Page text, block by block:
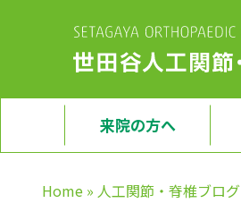
来院の方へ
Home » 人工関節・脊椎ブログ